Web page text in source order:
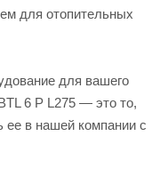
для отопительных
для вашего
6 P L275 — это то,
ее в нашей компании с